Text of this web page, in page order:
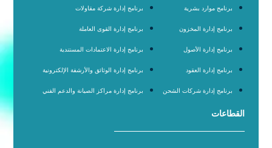
برنامج موارد بشرية
برنامج إدارة المخزون
برنامج إدارة الأصول
برنامج إدارة العقود
برنامج إدارة شركات الشحن
برنامج إدارة شركة مقاولات
برنامج إدارة القوى العاملة
برنامج إدارة الاعتمادات المستندية
برنامج إدارة الوثائق والأرشفة الإلكترونية
برنامج إدارة مراكز الصيانة والدعم الفني
القطاعات